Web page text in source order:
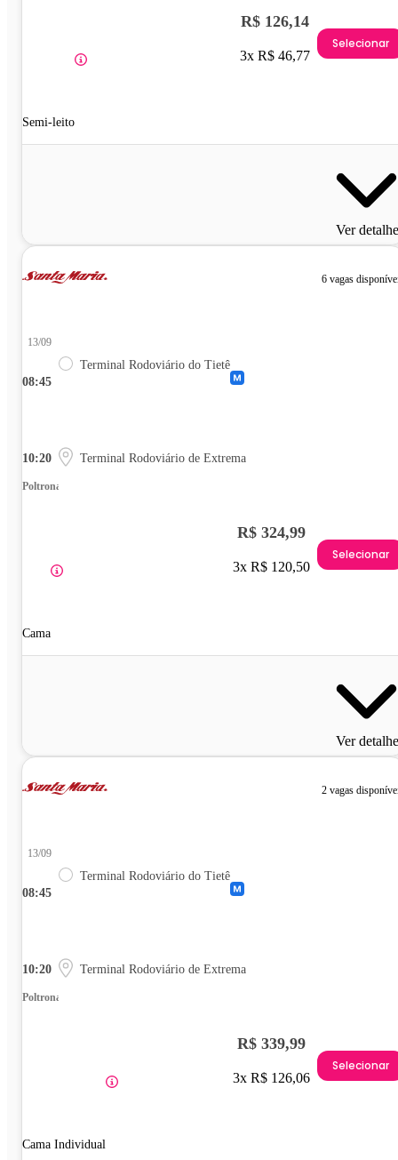
Semi-leito
R$ 126,14
3x R$ 46,77
Selecionar
Ver
6 vagas
08:45
13/09
Terminal Rodoviário do Tietê
10:20 Terminal Rodoviário de Extrema
Poltrona
Cama
R$ 324,99
3x R$ 120,50
Selecionar
Ver
2 vagas
08:45
13/09
Terminal Rodoviário do Tietê
10:20 Terminal Rodoviário de Extrema
Poltrona
Cama Individual
R$ 339,99
3x R$ 126,06
Selecionar